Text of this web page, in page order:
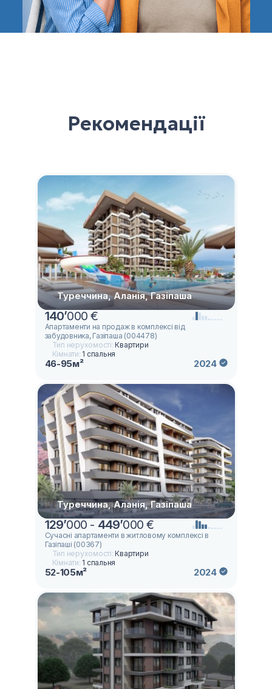
Рекомендації
Туреччина, Аланія, Газіпаша
140’000 €
Апартаменти на продаж в комплексі від
забудовника, Газіпаша (004478)
Тип нерухомості:Квартири
Кімнати: 1 спальня
46-95м² 2024
Туреччина, Аланія, Газіпаша
129’000 - 449’000 €
Сучасні апартаменти в житловому комплексі в
Газіпаші (00367)
Тип нерухомості:Квартири
Кімнати: 1 спальня
52-105м² 2024